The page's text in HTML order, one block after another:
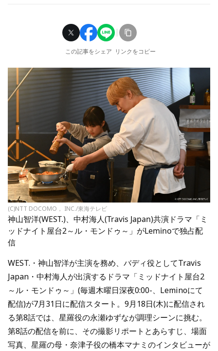
この記事をシェア リンクをコピー
(C)NTT DOCOMO， INC./東海テレビ
神山智洋(WEST.)、中村海人(Travis Japan)共演ドラマ「ミ
ッドナイト屋台2～ル・モンドゥ～」がLeminoで独占配
信
WEST.・神山智洋が主演を務め、バディ役としてTravis
Japan・中村海人が出演するドラマ「ミッドナイト屋台2
～ル・モンドゥ～」(毎週木曜日深夜0:00-、Leminoにて
配信)が7月31日に配信スタート。9月18日(木)に配信され
る第8話では、星羅役の永瀬ゆずなが調理シーンに挑む。
第8話の配信を前に、その撮影リポートとあらすじ、場面
写真、星羅の母・奈津子役の橋本マナミのインタビューが